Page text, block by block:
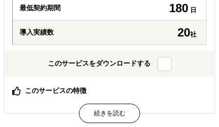
最低契約期間 180 日
導入実績数 20社
このサービスをダウンロードする
このサービスの特徴
危機管理の専門家でなくても即時利用可能
月額2000円/1ユーザーからの低価格設定
安全管理情報の収集時間が約70％減！（JICA海外事務所